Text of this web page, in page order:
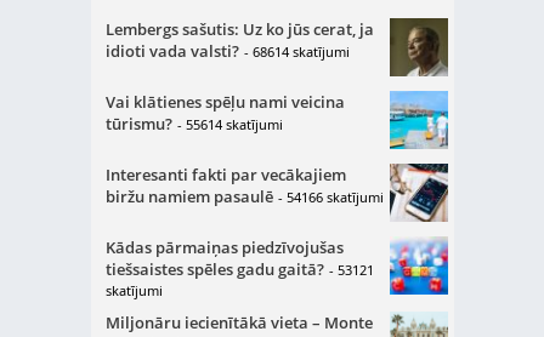
Lembergs sašutis: Uz ko jūs cerat, ja
idioti vada valsti? - 68614 skatījumi
Vai klātienes spēļu nami veicina
tūrismu? - 55614 skatījumi
Interesanti fakti par vecākajiem
biržu namiem pasaulē - 54166 skatījumi
Kādas pārmaiņas piedzīvojušas
tiešsaistes spēles gadu gaitā? - 53121
skatījumi
Miljonāru iecienītākā vieta – Monte